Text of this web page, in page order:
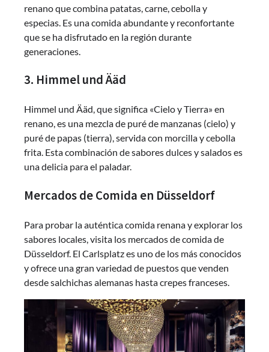
renano que combina patatas, carne, cebolla y
especias. Es una comida abundante y reconfortante
que se ha disfrutado en la región durante
generaciones.
3. Himmel und Ääd
Himmel und Ääd, que significa «Cielo y Tierra» en
renano, es una mezcla de puré de manzanas (cielo) y
puré de papas (tierra), servida con morcilla y cebolla
frita. Esta combinación de sabores dulces y salados es
una delicia para el paladar.
Mercados de Comida en Düsseldorf
Para probar la auténtica comida renana y explorar los
sabores locales, visita los mercados de comida de
Düsseldorf. El Carlsplatz es uno de los más conocidos
y ofrece una gran variedad de puestos que venden
desde salchichas alemanas hasta crepes franceses.